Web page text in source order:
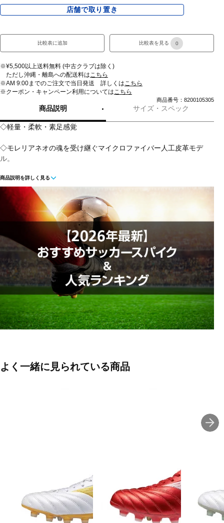
店舗で取り置き
比較表に追加 比較表を見る 0
※¥5,500以上送料無料 (中古クラブは除く)
ただし沖縄・離島への配送料はこちら
※AM 9:00までのご注文で当日発送 詳しくはこちら
※クーポン・キャンペーン利用についてはこちら
商品番号：8200105305
商品説明 サイズ・スペック
◇軽量・柔軟・素足感覚
◇モレリアネオの魂を受け継ぐマイクロファイバー人工皮革モデ
ル。
◇柔らかさとホールド感を追求したマイクロファイバー人工皮革と
軽量性が魅力の1足。通常のインソールに比べて、約1.5倍のグリッ
プ力があるゼログライドライトインソールも搭載。シューズの命と
も言えるラストには、Engineered Fit Last NEOを採用。
◇インソール:ゼログライドライトカップインソール(取り外し可)
◇フィット:エンジニアードフィットラストネオ
◇天然芝/土/人工芝のグランド用
※アッパー本体の人工皮革基布に90%以上のリサイクル素材を使
※靴ひものテキスタイルに90%以上のリサイクル素材を使用。
■片足重量代表サイズ:27.0cm
■生産国:ベトナム
商品説明を詳しく見る
よく一緒に見られている商品